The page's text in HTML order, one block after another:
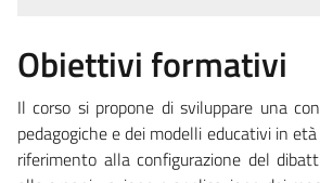
Obiettivi formativi
Il corso si propone di sviluppare una
pedagogiche e dei modelli educativi in
riferimento alla configurazione del